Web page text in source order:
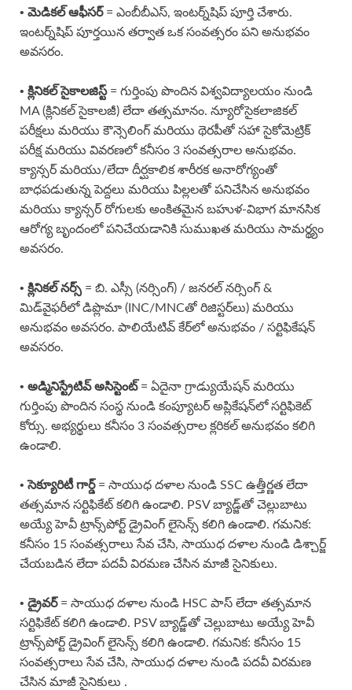
• మెడికల్ ఆఫీసర్= ఎంబీబీఎస్, ఇంటర్న్‌షిప్ పూర్తి చేశారు.
ఇంటర్న్‌షిప్ పూర్తయిన తర్వాత ఒక సంవత్సరం పని అనుభవం
అవసరం.
• క్లినికల్ సైకాలజిస్ట్= గుర్తింపు పొందిన విశ్వవిద్యాలయం నుండి
MA (క్లినికల్ సైకాలజీ) లేదా తత్సమానం. న్యూరోసైకలాజికల్
పరీక్షలు మరియు కౌన్సెలింగ్ మరియు థెరపీతో సహా సైకోమెట్రిక్
పరీక్ష మరియు వివరణలో కనీసం 3 సంవత్సరాల అనుభవం.
క్యాన్సర్ మరియు/లేదా దీర్ఘకాలిక శారీరక అనారోగ్యంతో
బాధపడుతున్న పెద్దలు మరియు పిల్లలతో పనిచేసిన అనుభవం
మరియు క్యాన్సర్ రోగులకు అంకితమైన బహుళ-విభాగ మానసిక
ఆరోగ్య బృందంలో పనిచేయడానికి సుముఖత మరియు సామర్థ్యం
అవసరం.
• క్లినికల్ నర్స్ = బి. ఎస్సీ (నర్సింగ్) / జనరల్ నర్సింగ్ &
మిడ్‌వైఫరీలో డిప్లొమా (INC/MNCతో రిజిస్టర్‌లు) మరియు
అనుభవం అవసరం. పాలియేటివ్ కేర్‌లో అనుభవం / సర్టిఫికేషన్
అవసరం.
• అడ్మినిస్ట్రేటివ్ అసిస్టెంట్ = ఏదైనా గ్రాడ్యుయేషన్ మరియు
గుర్తింపు పొందిన సంస్థ నుండి కంప్యూటర్ అప్లికేషన్‌లో సర్టిఫికెట్
కోర్సు. అభ్యర్థులు కనీసం 3 సంవత్సరాల క్లరికల్ అనుభవం కలిగి
ఉండాలి.
• సెక్యూరిటీ గార్డ్= సాయుధ దళాల నుండి SSC ఉత్తీర్ణత లేదా
తత్సమాన సర్టిఫికేట్ కలిగి ఉండాలి. PSV బ్యాడ్జ్‌తో చెల్లుబాటు
అయ్యే హెవీ ట్రాన్స్‌పోర్ట్ డ్రైవింగ్ లైసెన్స్ కలిగి ఉండాలి. గమనిక:
కనీసం 15 సంవత్సరాలు సేవ చేసి, సాయుధ దళాల నుండి డిశ్చార్జ్
చేయబడిన లేదా పదవీ విరమణ చేసిన మాజీ సైనికులు.
• డ్రైవర్= సాయుధ దళాల నుండి HSC పాస్ లేదా తత్సమాన
సర్టిఫికేట్ కలిగి ఉండాలి. PSV బ్యాడ్జ్‌తో చెల్లుబాటు అయ్యే హెవీ
ట్రాన్స్‌పోర్ట్ డ్రైవింగ్ లైసెన్స్ కలిగి ఉండాలి. గమనిక: కనీసం 15
సంవత్సరాలు సేవ చేసి, సాయుధ దళాల నుండి పదవీ విరమణ
చేసిన మాజీ సైనికులు .